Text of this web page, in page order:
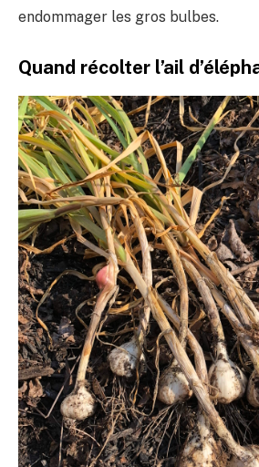
endommager les gros bulbes.
Quand récolter l’ail